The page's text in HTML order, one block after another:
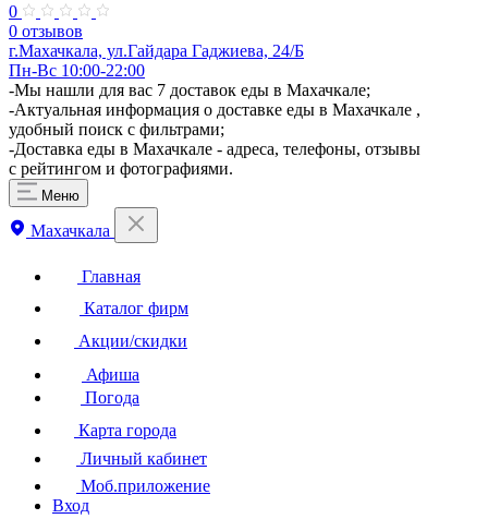
0
0 отзывов
г.Махачкала, ул.Гайдара Гаджиева, 24/Б
Пн-Вс 10:00-22:00
-Мы нашли для вас 7 доставок еды в Махачкале;
-Актуальная информация о доставке еды в Махачкале ,
удобный поиск с фильтрами;
-Доставка еды в Махачкале - адреса, телефоны, отзывы
с рейтингом и фотографиями.
Меню
Махачкала
Главная
Каталог фирм
Акции/скидки
Афиша
Погода
Карта города
Личный кабинет
Моб.приложение
Вход